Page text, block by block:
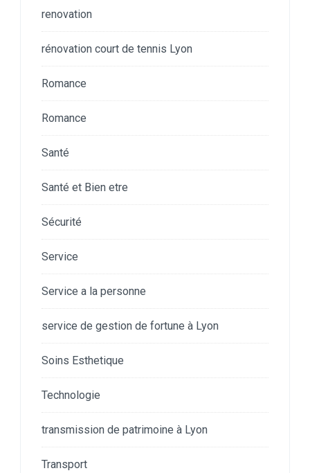
renovation
rénovation court de tennis Lyon
Romance
Romance
Santé
Santé et Bien etre
Sécurité
Service
Service a la personne
service de gestion de fortune à Lyon
Soins Esthetique
Technologie
transmission de patrimoine à Lyon
Transport